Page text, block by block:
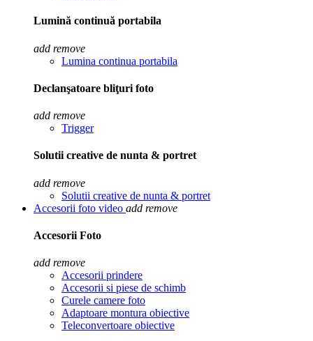
Lumină continuă portabila
add remove
Lumina continua portabila
Declanşatoare bliţuri foto
add remove
Trigger
Solutii creative de nunta & portret
add remove
Solutii creative de nunta & portret
Accesorii foto video add remove
Accesorii Foto
add remove
Accesorii prindere
Accesorii si piese de schimb
Curele camere foto
Adaptoare montura obiective
Teleconvertoare obiective